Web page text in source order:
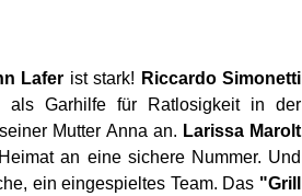
Lafer ist stark! Riccardo Simonetti
als Garhilfe für Ratlosigkeit in der
Mutter Anna an. Larissa Marolt
an eine sichere Nummer. Und
ein eingespieltes Team. Das "Grill